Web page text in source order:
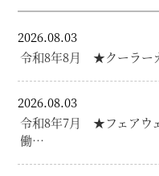
2026.08.03
令和8年8月 ★クーラー
2026.08.03
令和8年7月 ★フェアウ
働…